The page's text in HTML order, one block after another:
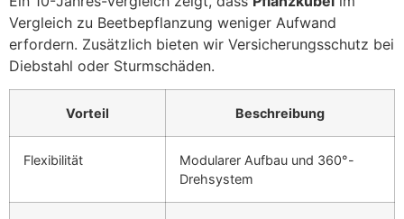
Vergleich zu Beetbepflanzung weniger Aufwand
erfordern. Zusätzlich bieten wir Versicherungsschutz bei
Diebstahl oder Sturmschäden.
Vorteil Beschreibung
Flexibilität
Modularer Aufbau und 360°-
Drehsystem